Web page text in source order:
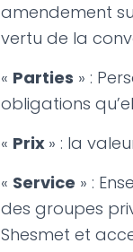
amendement
vertu de la
« Parties » :
obligations
« Prix » : la
« Service » :
des groupes
Shesmet et